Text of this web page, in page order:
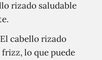
rizado saludable
El cabello rizado
lo que puede